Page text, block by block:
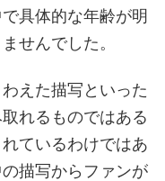
具体的な年齢が明
せんでした。
えた描写といった
れるものではある
ているわけではあ
描写からファンが